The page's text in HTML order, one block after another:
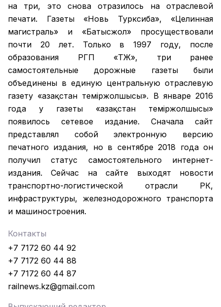
на три, это снова отразилось на отраслевой
печати. Газеты «Новь Турксиба», «Целинная
магистраль» и «Батысжол» просуществовали
почти 20 лет. Только в 1997 году, после
образования РГП «ҚТЖ», три ранее
самостоятельные дорожные газеты были
объединены в единую центральную отраслевую
газету «Қазақстан темiржолшысы». В январе 2016
года у газеты «Қазақстан теміржолшысы»
появилось сетевое издание. Сначала сайт
представлял собой электронную версию
печатного издания, но в сентябре 2018 года он
получил статус самостоятельного интернет-
издания. Сейчас на сайте выходят новости
транспортно-логистической отрасли РК,
инфраструктуры, железнодорожного транспорта
и машиностроения.
Контакты
+7 7172 60 44 92
+7 7172 60 44 88
+7 7172 60 44 87
railnews.kz@gmail.com